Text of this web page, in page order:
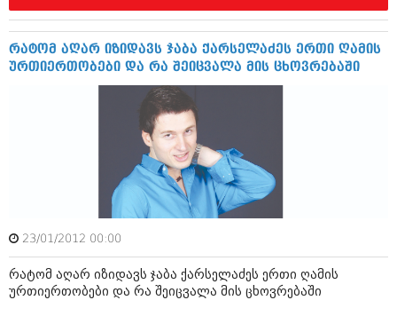
საზოგადოება
მოდი, ვილაპარაკოთ
კულინარია
ავტორჩევები
მედიცინა
სპორტი
ბიზნესსიახლეები
გვარები
რატომ აღარ იზიდავს ჯაბა ქარსელაძეს ერთი ღამის
ურთიერთობები და რა შეიცვალა მის ცხოვრებაში
23/01/2012 00:00
რატომ აღარ იზიდავს ჯაბა ქარსელაძეს ერთი ღამის
ურთიერთობები და რა შეიცვალა მის ცხოვრებაში